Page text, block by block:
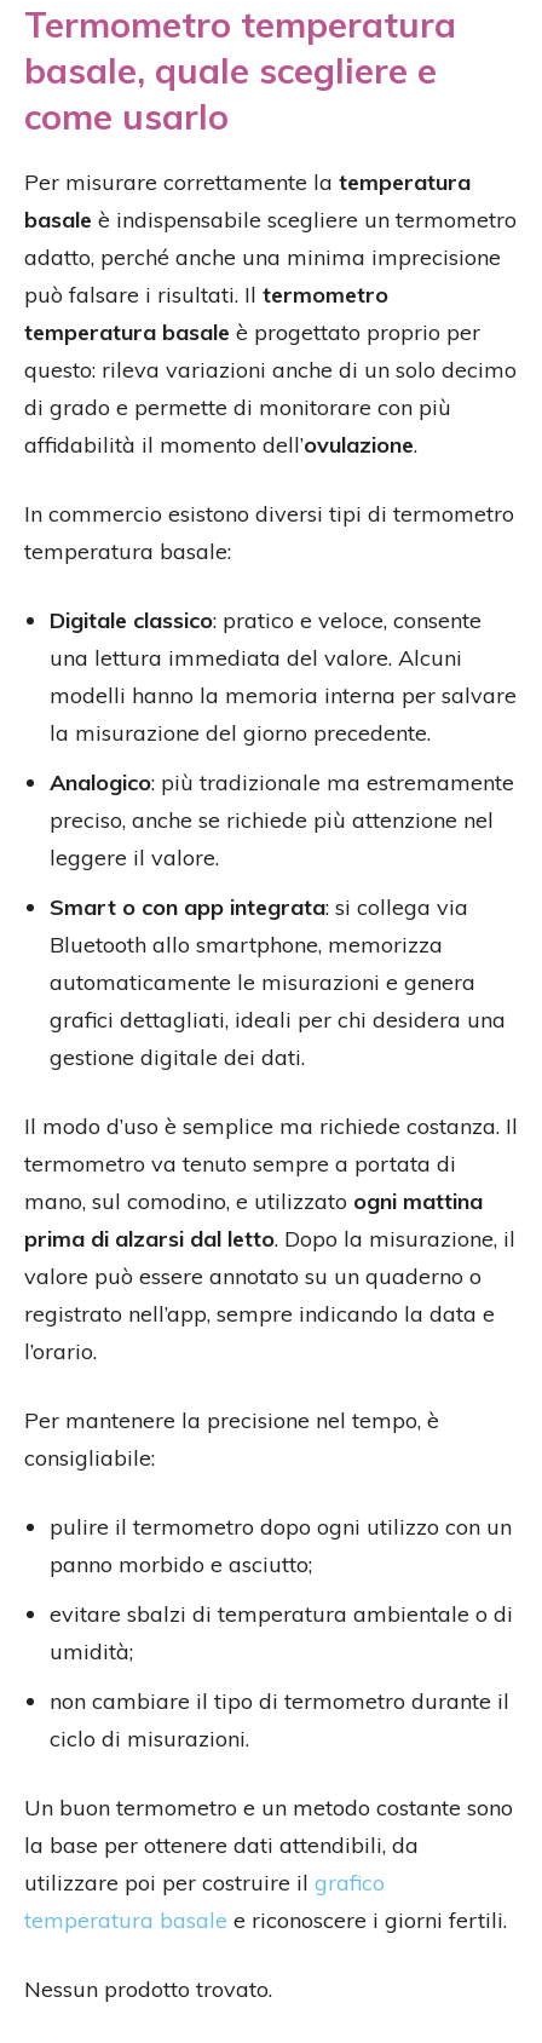
Termometro temperatura
basale, quale scegliere e
come usarlo
Per misurare correttamente la temperatura
basale è indispensabile scegliere un termometro
adatto, perché anche una minima imprecisione
può falsare i risultati. Il termometro
temperatura basale è progettato proprio per
questo: rileva variazioni anche di un solo decimo
di grado e permette di monitorare con più
affidabilità il momento dell’ovulazione.
In commercio esistono diversi tipi di termometro
temperatura basale:
Digitale classico: pratico e veloce, consente
una lettura immediata del valore. Alcuni
modelli hanno la memoria interna per salvare
la misurazione del giorno precedente.
Analogico: più tradizionale ma estremamente
preciso, anche se richiede più attenzione nel
leggere il valore.
Smart o con app integrata: si collega via
Bluetooth allo smartphone, memorizza
automaticamente le misurazioni e genera
grafici dettagliati, ideali per chi desidera una
gestione digitale dei dati.
Il modo d’uso è semplice ma richiede costanza. Il
termometro va tenuto sempre a portata di
mano, sul comodino, e utilizzato ogni mattina
prima di alzarsi dal letto. Dopo la misurazione, il
valore può essere annotato su un quaderno o
registrato nell’app, sempre indicando la data e
l’orario.
Per mantenere la precisione nel tempo, è
consigliabile:
pulire il termometro dopo ogni utilizzo con un
panno morbido e asciutto;
evitare sbalzi di temperatura ambientale o di
umidità;
non cambiare il tipo di termometro durante il
ciclo di misurazioni.
Un buon termometro e un metodo costante sono
la base per ottenere dati attendibili, da
utilizzare poi per costruire il grafico
temperatura basale e riconoscere i giorni fertili.
Nessun prodotto trovato.